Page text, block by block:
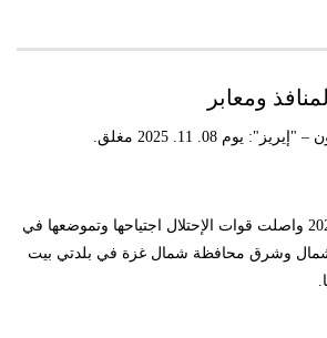
ومعابر
يوم 08. 11. 2025 مغلق.
* يوم 08. 11. 2025 واصلت قوات الإحتلال اجتياحها وتموضعها في
وشرق محافظة شمال غزة في بلدتي بيت